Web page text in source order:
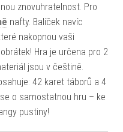
znovuhratelnost. Pro
nafty. Balíček navíc
nakopnou vaši
Hra je určena pro 2
jsou v češtině.
42 karet táborů a 4
o samostatnou hru – ke
pustiny!